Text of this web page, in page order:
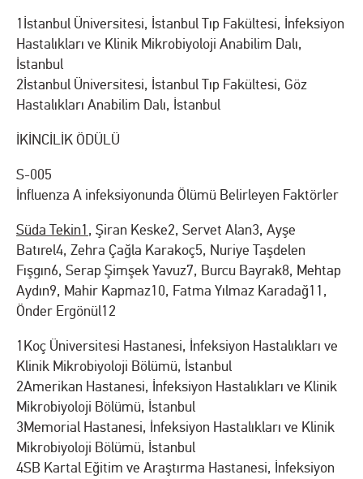
1 İstanbul Üniversitesi, İstanbul Tıp Fakültesi, İnfeksiyon
Hastalıkları ve Klinik Mikrobiyoloji Anabilim Dalı,
İstanbul
2 İstanbul Üniversitesi, İstanbul Tıp Fakültesi, Göz
Hastalıkları Anabilim Dalı, İstanbul
İKİNCİLİK ÖDÜLÜ
S-005
İnfluenza A infeksiyonunda Ölümü Belirleyen Faktörler
Süda Tekin1 , Şiran Keske2, Servet Alan3, Ayşe
Batırel4, Zehra Çağla Karakoç5, Nuriye Taşdelen
Fışgın6, Serap Şimşek Yavuz7, Burcu Bayrak8, Mehtap
Aydın9, Mahir Kapmaz10, Fatma Yılmaz Karadağ11 ,
Önder Ergönül12
1 Koç Üniversitesi Hastanesi, İnfeksiyon Hastalıkları ve
Klinik Mikrobiyoloji Bölümü, İstanbul
2Amerikan Hastanesi, İnfeksiyon Hastalıkları ve Klinik
Mikrobiyoloji Bölümü, İstanbul
3Memorial Hastanesi, İnfeksiyon Hastalıkları ve Klinik
Mikrobiyoloji Bölümü, İstanbul
4SB Kartal Eğitim ve Araştırma Hastanesi, İnfeksiyon